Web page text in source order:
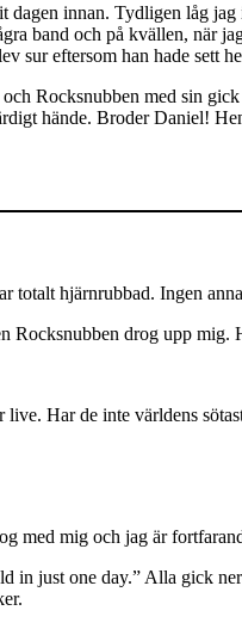
innan. Tydligen låg
band och på kvällen,
sur eftersom han hade sett
Rocksnubben med sin
hände. Broder Daniel!
totalt hjärnrubbad. Ingen
Rocksnubben drog upp
Har de inte världens
mig och jag är
in just one day.” Alla gick